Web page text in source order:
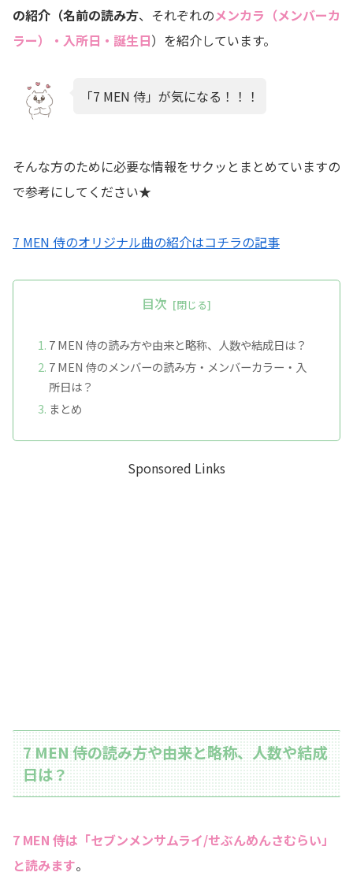
の紹介（名前の読み方、それぞれのメンカラ（メンバーカ
ラー）・入所日・誕生日）を紹介しています。
「7 MEN 侍」が気になる！！！
そんな方のために必要な情報をサクッとまとめていますの
で参考にしてください★
7 MEN 侍のオリジナル曲の紹介はコチラの記事
目次
7 MEN 侍の読み方や由来と略称、人数や結成日は？
7 MEN 侍のメンバーの読み方・メンバーカラー・入
所日は？
まとめ
Sponsored Links
7 MEN 侍の読み方や由来と略称、人数や結成
日は？
7 MEN 侍は「セブンメンサムライ/せぶんめんさむらい」
と読みます。